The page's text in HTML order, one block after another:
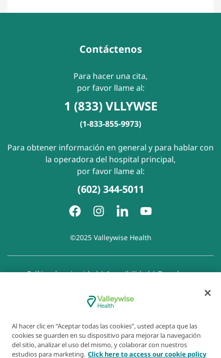
Contáctenos
Para hacer una cita,
por favor llame al:
1 (833) VLLYWSE
(1-833-855-9973)
Para obtener información en general y para hablar con
la operadora del hospital principal,
por favor llame al:
(602) 344-5011
©2025 Valleywise Health
Política de privacidad|Accesibilidad|Derechos y
Aviso de Prohibición de la Discriminación
Exención de responsabilidad con respecto a sitios web
Al hacer clic en “Aceptar todas las cookies”, usted acepta que las
cookies se guarden en su dispositivo para mejorar la navegación
del sitio, analizar el uso del mismo, y colaborar con nuestros
estudios para marketing. Click here to access our cookie policy